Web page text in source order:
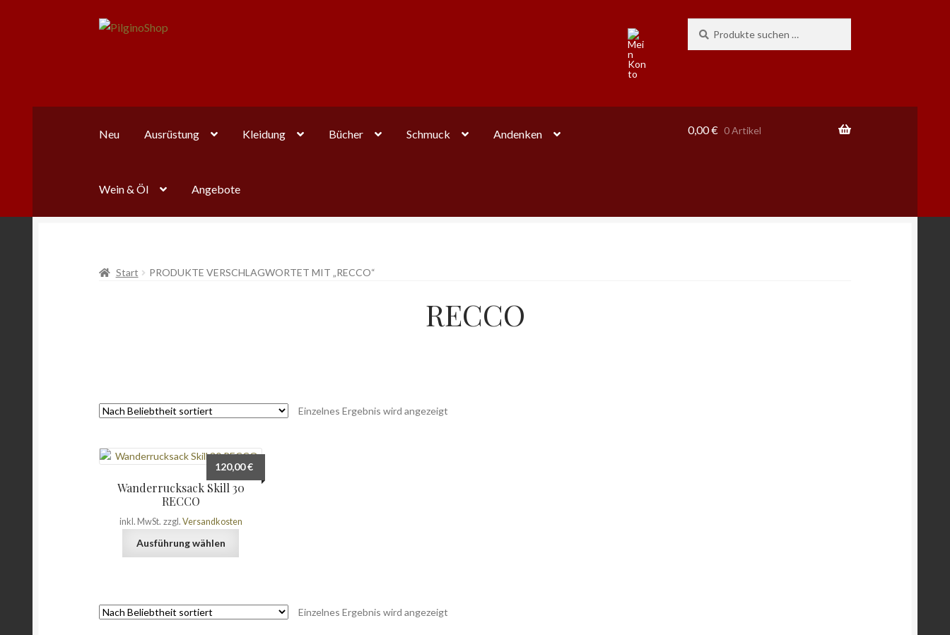
Zur
Zum
nach:
Neu Ausrüstung Kleidung Bücher Schmuck Andenken
Wein & Öl Angebote
0,00€ 0 Artikel
Start PRODUKTE VERSCHLAGWORTET MIT „RECCO“
RECCO
Einzelnes Ergebnis wird angezeigt
Wanderrucksack Skill 30
RECCO
120,00€
inkl. MwSt. zzgl. Versandkosten
Ausführung wählen
Einzelnes Ergebnis wird angezeigt